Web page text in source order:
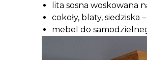
lita sosna woskowana
cokoły, blaty,
mebel do